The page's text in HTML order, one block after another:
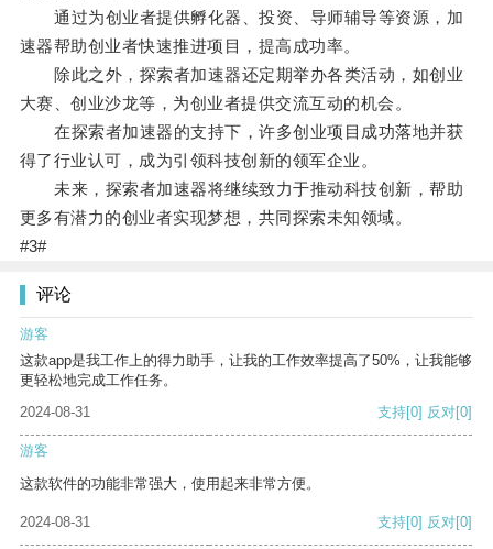
通过为创业者提供孵化器、投资、导师辅导等资源，加
速器帮助创业者快速推进项目，提高成功率。
除此之外，探索者加速器还定期举办各类活动，如创业
大赛、创业沙龙等，为创业者提供交流互动的机会。
在探索者加速器的支持下，许多创业项目成功落地并获
得了行业认可，成为引领科技创新的领军企业。
未来，探索者加速器将继续致力于推动科技创新，帮助
更多有潜力的创业者实现梦想，共同探索未知领域。
#3#
评论
游客
这款app是我工作上的得力助手，让我的工作效率提高了50%，让我能够
更轻松地完成工作任务。
2024-08-31
支持[0] 反对[0]
游客
这款软件的功能非常强大，使用起来非常方便。
2024-08-31 支持[0] 反对[0]